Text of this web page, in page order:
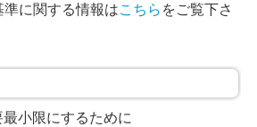
に関する情報はこちら をご覧下さ
小限にするために